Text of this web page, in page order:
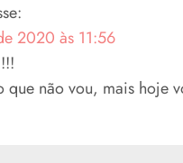
2020 às 11:56
que não vou, mais hoje